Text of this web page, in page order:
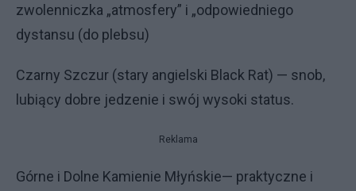
zwolenniczka „atmosfery” i „odpowiedniego
dystansu (do plebsu)
Czarny Szczur (stary angielski Black Rat) — snob,
lubiący dobre jedzenie i swój wysoki status.
Reklama
Górne i Dolne Kamienie Młyńskie— praktyczne i